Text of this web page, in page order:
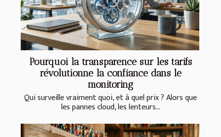
Pourquoi la transparence sur les tarifs
révolutionne la confiance dans le
monitoring
Qui surveille vraiment quoi, et à quel prix ? Alors que
les pannes cloud, les lenteurs...